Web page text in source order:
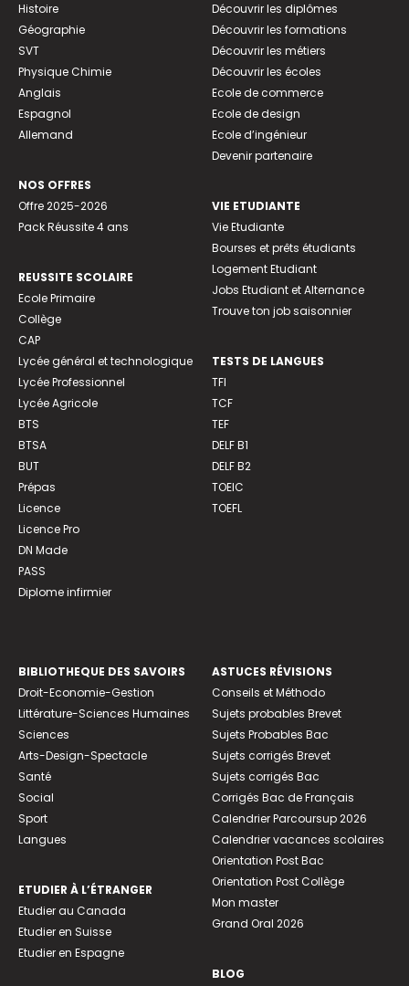
Histoire
Géographie
SVT
Physique Chimie
Anglais
Espagnol
Allemand
NOS OFFRES
Offre 2025-2026
Pack Réussite 4 ans
REUSSITE SCOLAIRE
Ecole Primaire
Collège
CAP
Lycée général et technologique
Lycée Professionnel
Lycée Agricole
BTS
BTSA
BUT
Prépas
Licence
Licence Pro
DN Made
PASS
Diplome infirmier
Découvrir les diplômes
Découvrir les formations
Découvrir les métiers
Découvrir les écoles
Ecole de commerce
Ecole de design
Ecole d’ingénieur
Devenir partenaire
VIE ETUDIANTE
Vie Etudiante
Bourses et prêts étudiants
Logement Etudiant
Jobs Etudiant et Alternance
Trouve ton job saisonnier
TESTS DE LANGUES
TFI
TCF
TEF
DELF B1
DELF B2
TOEIC
TOEFL
BIBLIOTHEQUE DES SAVOIRS
Droit-Economie-Gestion
Littérature-Sciences Humaines
Sciences
Arts-Design-Spectacle
Santé
Social
Sport
Langues
ETUDIER À L’ÉTRANGER
Etudier au Canada
Etudier en Suisse
Etudier en Espagne
ASTUCES RÉVISIONS
Conseils et Méthodo
Sujets probables Brevet
Sujets Probables Bac
Sujets corrigés Brevet
Sujets corrigés Bac
Corrigés Bac de Français
Calendrier Parcoursup 2026
Calendrier vacances scolaires
Orientation Post Bac
Orientation Post Collège
Mon master
Grand Oral 2026
BLOG